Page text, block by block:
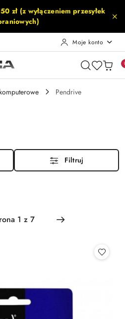
zł (z wyłączeniem przesyłek
Moje konto
Pendrive
Filtruj